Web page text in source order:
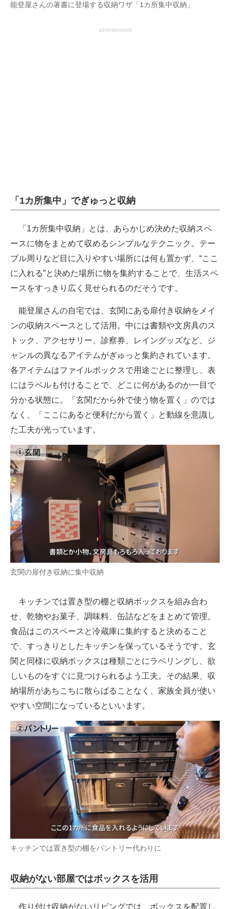
能登屋さんの著書に登場する収納ワザ「1カ所集中収納」
advertisement
「1カ所集中」でぎゅっと収納
「1カ所集中収納」とは、あらかじめ決めた収納スペ
ースに物をまとめて収めるシンプルなテクニック。テー
ブル周りなど目に入りやすい場所には何も置かず、“ここ
に入れる”と決めた場所に物を集約することで、生活スペ
ースをすっきり広く見せられるのだそうです。
能登屋さんの自宅では、玄関にある扉付き収納をメイ
ンの収納スペースとして活用。中には書類や文房具のス
トック、アクセサリー、診察券、レイングッズなど、ジ
ャンルの異なるアイテムがぎゅっと集約されています。
各アイテムはファイルボックスで用途ごとに整理し、表
にはラベルも付けることで、どこに何があるのか一目で
分かる状態に。「玄関だから外で使う物を置く」のでは
なく、「ここにあると便利だから置く」と動線を意識し
た工夫が光っています。
玄関の扉付き収納に集中収納
キッチンでは置き型の棚と収納ボックスを組み合わ
せ、乾物やお菓子、調味料、缶詰などをまとめて管理。
食品はこのスペースと冷蔵庫に集約すると決めること
で、すっきりとしたキッチンを保っているそうです。玄
関と同様に収納ボックスは種類ごとにラベリングし、欲
しいものをすぐに見つけられるよう工夫。その結果、収
納場所があちこちに散らばることなく、家族全員が使い
やすい空間になっているといいます。
キッチンでは置き型の棚をパントリー代わりに
収納がない部屋ではボックスを活用
作り付け収納がないリビングでは、ボックスを配置し